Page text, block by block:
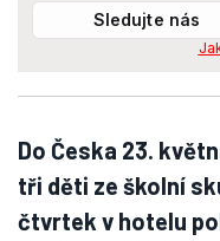
Sledujte nás
Do Česka 23.
tři děti ze školní
čtvrtek v hotelu